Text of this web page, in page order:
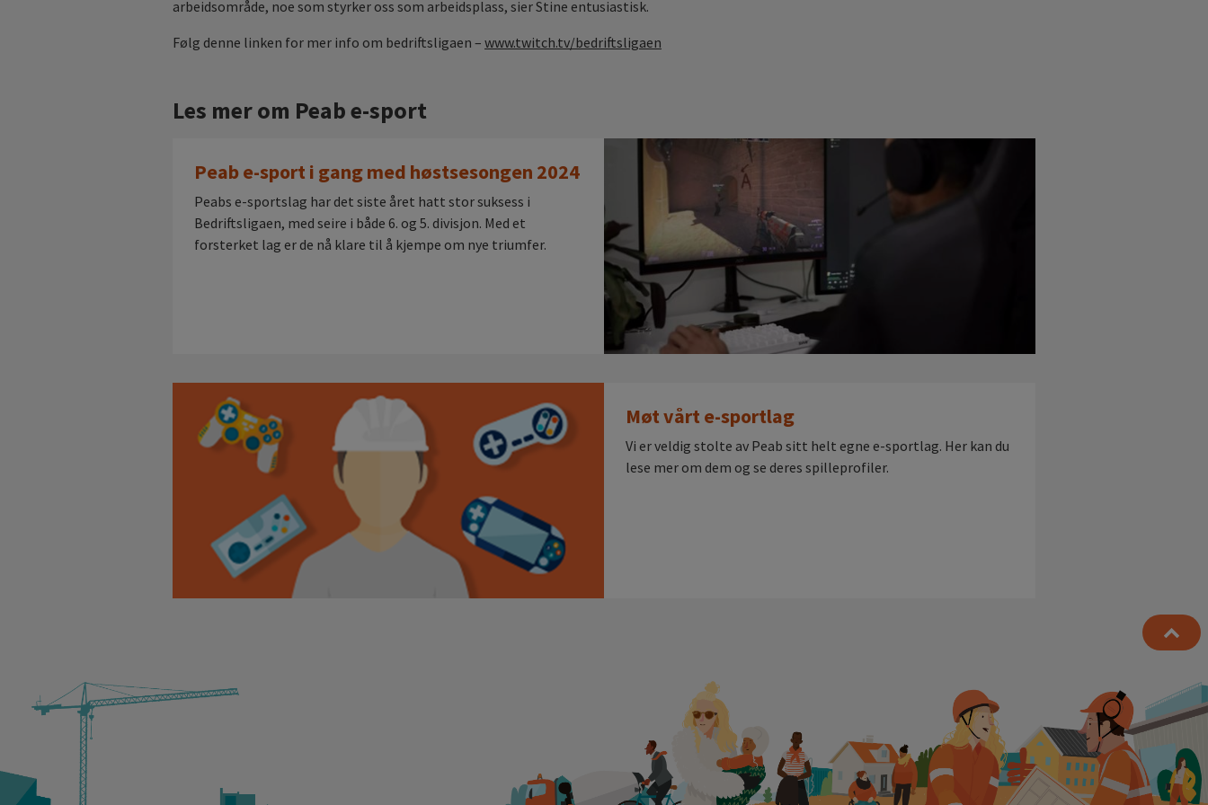
arbeidsområde, noe som styrker oss som arbeidsplass, sier Stine entusiastisk.
Følg denne linken for mer info om bedriftsligaen – www.twitch.tv/bedriftsligaen
Les mer om Peab e-sport
Peab e-sport i gang med høstsesongen 2024
Peabs e-sportslag har det siste året hatt stor suksess i
Bedriftsligaen, med seire i både 6. og 5. divisjon. Med et
forsterket lag er de nå klare til å kjempe om nye triumfer.
Møt vårt e-sportlag
Vi er veldig stolte av Peab sitt helt egne e-sportlag. Her kan du
lese mer om dem og se deres spilleprofiler.